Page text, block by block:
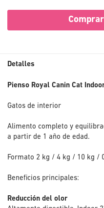
Detalles
Pienso Royal Canin Cat
Gatos de interior
Alimento completo y
a partir de 1 año de edad.
Formato 2 kg / 4 kg / 10 kg /
Beneficios principales:
Reducción del olor